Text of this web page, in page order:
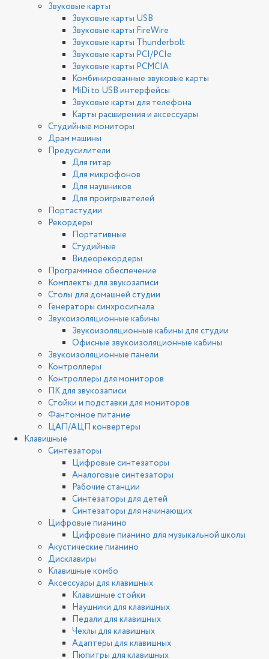
Звуковые карты
Звуковые карты USB
Звуковые карты FireWire
Звуковые карты Thunderbolt
Звуковые карты PCI/PCIe
Звуковые карты PCMCIA
Комбинированные звуковые карты
MiDi to USB интерфейсы
Звуковые карты для телефона
Карты расширения и аксессуары
Студийные мониторы
Драм машины
Предусилители
Для гитар
Для микрофонов
Для наушников
Для проигрывателей
Портастудии
Рекордеры
Портативные
Студийные
Видеорекордеры
Программное обеспечение
Комплекты для звукозаписи
Столы для домашней студии
Генераторы синхросигнала
Звукоизоляционные кабины
Звукоизоляционные кабины для студии
Офисные звукоизоляционные кабины
Звукоизоляционные панели
Контроллеры
Контроллеры для мониторов
ПК для звукозаписи
Стойки и подставки для мониторов
Фантомное питание
ЦАП/АЦП конвертеры
Клавишные
Синтезаторы
Цифровые синтезаторы
Аналоговые синтезаторы
Рабочие станции
Синтезаторы для детей
Синтезаторы для начинающих
Цифровые пианино
Цифровые пианино для музыкальной школы
Акустические пианино
Дисклавиры
Клавишные комбо
Аксессуары для клавишных
Клавишные стойки
Наушники для клавишных
Педали для клавишных
Чехлы для клавишных
Адаптеры для клавишных
Пюпитры для клавишных